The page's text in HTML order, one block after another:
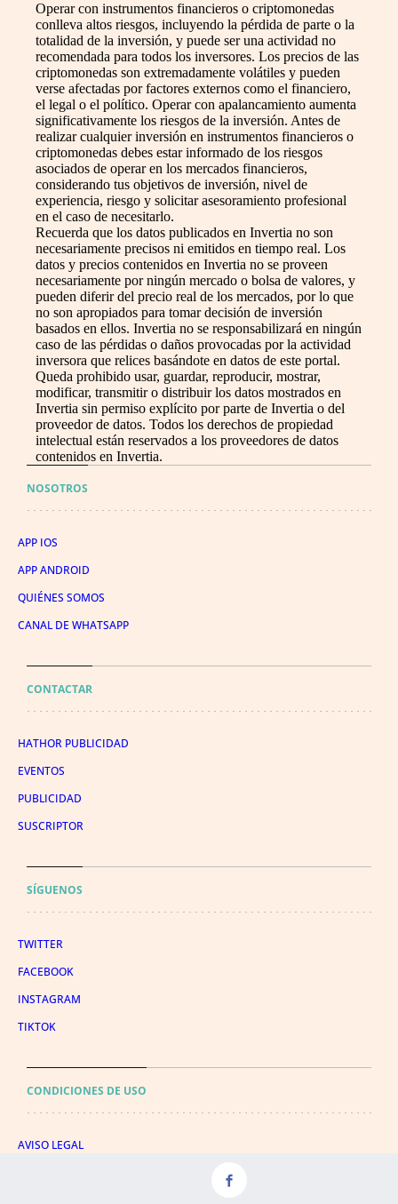
Operar con instrumentos financieros o criptomonedas
conlleva altos riesgos, incluyendo la pérdida de parte o la
totalidad de la inversión, y puede ser una actividad no
recomendada para todos los inversores. Los precios de las
criptomonedas son extremadamente volátiles y pueden
verse afectadas por factores externos como el financiero,
el legal o el político. Operar con apalancamiento aumenta
significativamente los riesgos de la inversión. Antes de
realizar cualquier inversión en instrumentos financieros o
criptomonedas debes estar informado de los riesgos
asociados de operar en los mercados financieros,
considerando tus objetivos de inversión, nivel de
experiencia, riesgo y solicitar asesoramiento profesional
en el caso de necesitarlo.
Recuerda que los datos publicados en Invertia no son
necesariamente precisos ni emitidos en tiempo real. Los
datos y precios contenidos en Invertia no se proveen
necesariamente por ningún mercado o bolsa de valores, y
pueden diferir del precio real de los mercados, por lo que
no son apropiados para tomar decisión de inversión
basados en ellos. Invertia no se responsabilizará en ningún
caso de las pérdidas o daños provocadas por la actividad
inversora que relices basándote en datos de este portal.
Queda prohibido usar, guardar, reproducir, mostrar,
modificar, transmitir o distribuir los datos mostrados en
Invertia sin permiso explícito por parte de Invertia o del
proveedor de datos. Todos los derechos de propiedad
intelectual están reservados a los proveedores de datos
contenidos en Invertia.
NOSOTROS
APP IOS
APP ANDROID
QUIÉNES SOMOS
CANAL DE WHATSAPP
CONTACTAR
HATHOR PUBLICIDAD
EVENTOS
PUBLICIDAD
SUSCRIPTOR
SÍGUENOS
TWITTER
FACEBOOK
INSTAGRAM
TIKTOK
CONDICIONES DE USO
AVISO LEGAL